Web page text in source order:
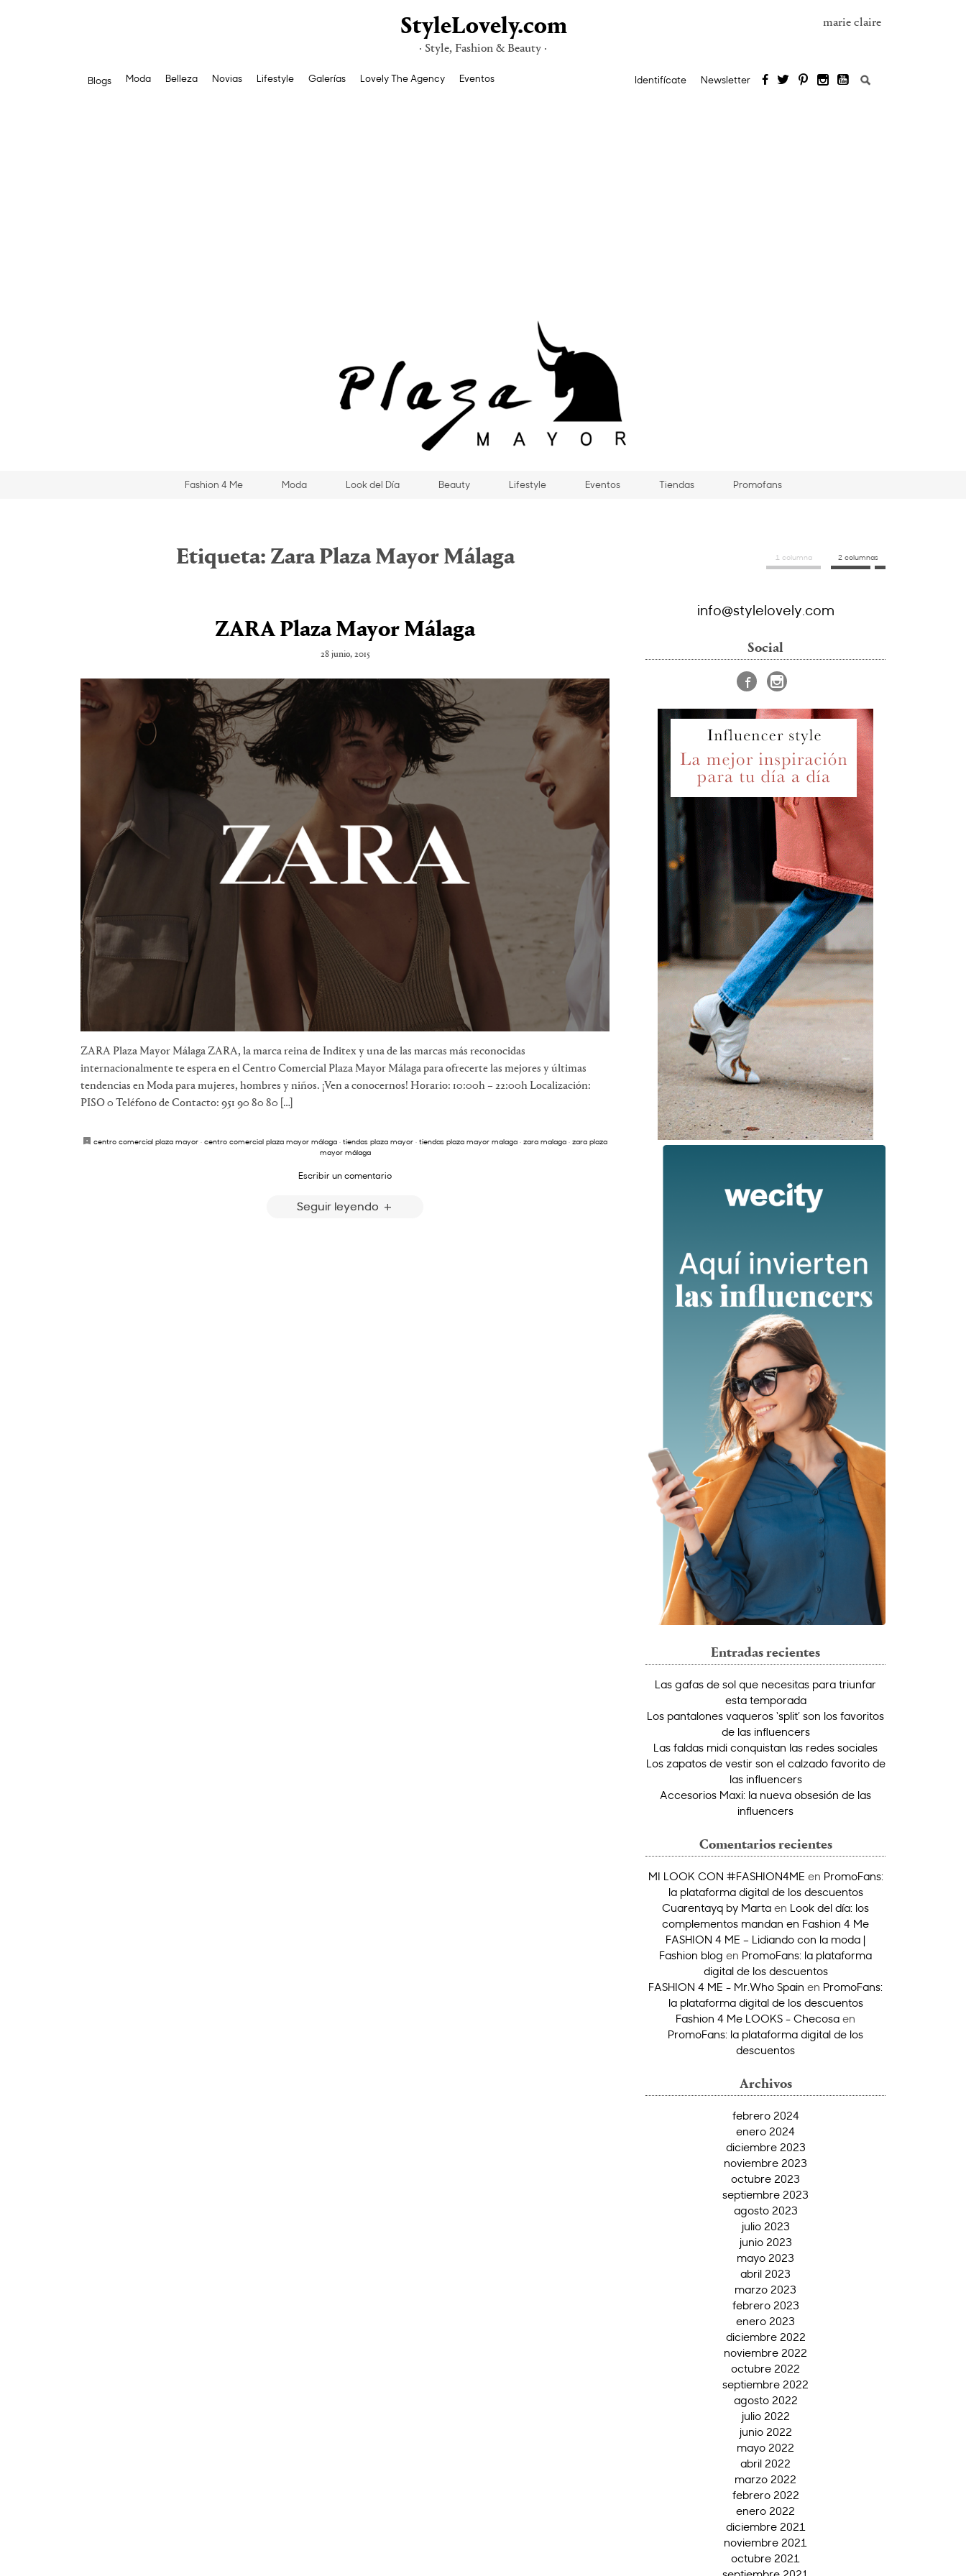
StyleLovely.com
· Style, Fashion & Beauty ·
marie claire
Blogs Moda Belleza Novias Lifestyle Galerías Lovely The Agency Eventos Identifícate Newsletter Buscar:
Fashion 4 Me Moda Look del Día Beauty Lifestyle Eventos Tiendas Promofans
Etiqueta: Zara Plaza Mayor Málaga
ZARA Plaza Mayor Málaga
28 junio, 2015
ZARA Plaza Mayor Málaga ZARA, la marca reina de Inditex y una de las marcas más reconocidas
internacionalmente te espera en el Centro Comercial Plaza Mayor Málaga para ofrecerte las mejores y últimas
tendencias en Moda para mujeres, hombres y niños. ¡Ven a conocernos! Horario: 10:00h – 22:00h Localización:
PISO 0 Teléfono de Contacto: 951 90 80 80 […]
centro comercial plaza mayor · centro comercial plaza mayor málaga · tiendas plaza mayor · tiendas plaza mayor malaga · zara malaga · zara plaza
mayor málaga
Escribir un comentario
Seguir leyendo
1 columna 2 columnas
info@stylelovely.com
Social
Entradas recientes
Las gafas de sol que necesitas para triunfar
esta temporada
Los pantalones vaqueros ‘split’ son los favoritos
de las influencers
Las faldas midi conquistan las redes sociales
Los zapatos de vestir son el calzado favorito de
las influencers
Accesorios Maxi: la nueva obsesión de las
influencers
Comentarios recientes
MI LOOK CON #FASHION4ME en PromoFans:
la plataforma digital de los descuentos
Cuarentayq by Marta en Look del día: los
complementos mandan en Fashion 4 Me
FASHION 4 ME – Lidiando con la moda |
Fashion blog en PromoFans: la plataforma
digital de los descuentos
FASHION 4 ME - Mr.Who Spain en PromoFans:
la plataforma digital de los descuentos
Fashion 4 Me LOOKS - Checosa en
PromoFans: la plataforma digital de los
descuentos
Archivos
febrero 2024
enero 2024
diciembre 2023
noviembre 2023
octubre 2023
septiembre 2023
agosto 2023
julio 2023
junio 2023
mayo 2023
abril 2023
marzo 2023
febrero 2023
enero 2023
diciembre 2022
noviembre 2022
octubre 2022
septiembre 2022
agosto 2022
julio 2022
junio 2022
mayo 2022
abril 2022
marzo 2022
febrero 2022
enero 2022
diciembre 2021
noviembre 2021
octubre 2021